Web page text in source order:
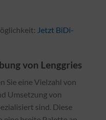
Jetzt BiDi-
von Lenggries
Sie eine Vielzahl von
Umsetzung von
sind. Diese